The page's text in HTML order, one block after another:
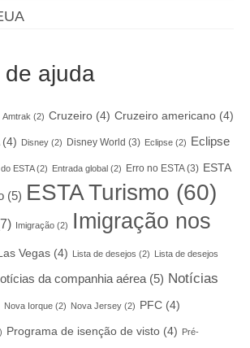
de ajuda
Amtrak (2) Cruzeiro (4) Cruzeiro americano (4)
(4) Disney (2) Disney World (3) Eclipse (2)
Eclipse
ESTA(2) Entrada global (2) Erro no ESTA(3) ESTA
(5) ESTA Turismo (60)
Imigração (2)
Imigração nos
Vegas (4) Lista de desejos (2) Lista de desejos
da companhia aérea(5) Notícias
Nova Iorque (2) Nova Jersey (2) PFC (4)
Programa de isenção de visto (4) Pré-